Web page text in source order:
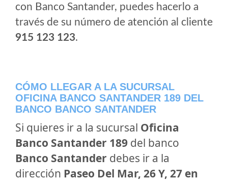
con Banco Santander, puedes hacerlo a
través de su número de atención al cliente
915 123 123.
CÓMO LLEGAR A LA SUCURSAL
OFICINA BANCO SANTANDER 189 DEL
BANCO BANCO SANTANDER
Si quieres ir a la sucursal Oficina
Banco Santander 189 del banco
Banco Santander debes ir a la
dirección Paseo Del Mar, 26 Y, 27 en